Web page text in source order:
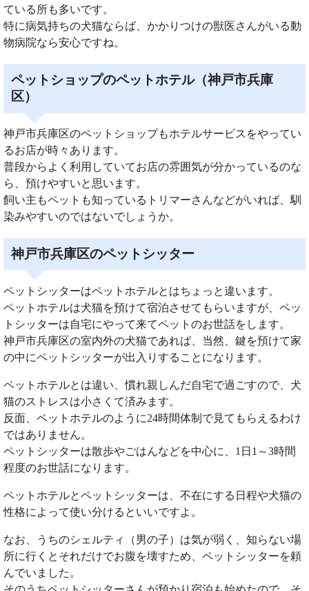
ている所も多いです。
特に病気持ちの犬猫ならば、かかりつけの獣医さんがいる動
物病院なら安心ですね。
ペットショップのペットホテル（神戸市兵庫
区）
神戸市兵庫区のペットショップもホテルサービスをやってい
るお店が時々あります。
普段からよく利用していてお店の雰囲気が分かっているのな
ら、預けやすいと思います。
飼い主もペットも知っているトリマーさんなどがいれば、馴
染みやすいのではないでしょうか。
神戸市兵庫区のペットシッター
ペットシッターはペットホテルとはちょっと違います。
ペットホテルは犬猫を預けて宿泊させてもらいますが、ペッ
トシッターは自宅にやって来てペットのお世話をします。
神戸市兵庫区の室内外の犬猫であれば、当然、鍵を預けて家
の中にペットシッターが出入りすることになります。
ペットホテルとは違い、慣れ親しんだ自宅で過ごすので、犬
猫のストレスは小さくて済みます。
反面、ペットホテルのように24時間体制で見てもらえるわけ
ではありません。
ペットシッターは散歩やごはんなどを中心に、1日1～3時間
程度のお世話になります。
ペットホテルとペットシッターは、不在にする日程や犬猫の
性格によって使い分けるといいですよ。
なお、うちのシェルティ（男の子）は気が弱く、知らない場
所に行くとそれだけでお腹を壊すため、ペットシッターを頼
んでいました。